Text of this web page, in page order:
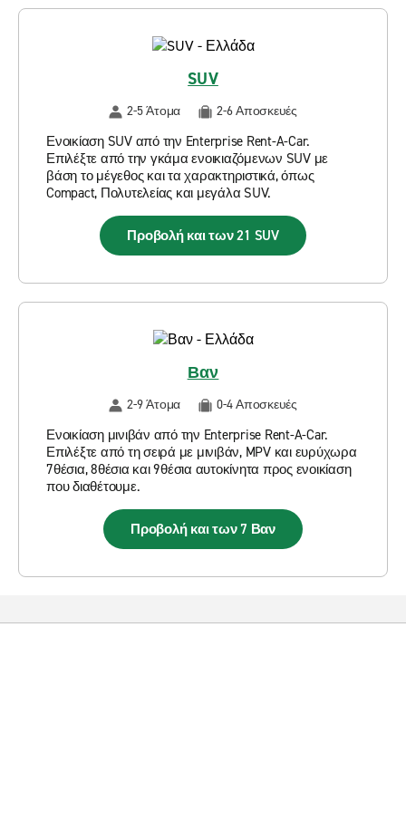
SUV
2-5 Άτομα 2-6 Αποσκευές
Ενοικίαση SUV από την Enterprise Rent-A-Car.
Επιλέξτε από την γκάμα ενοικιαζόμενων SUV με
βάση το μέγεθος και τα χαρακτηριστικά, όπως
Compact, Πολυτελείας και μεγάλα SUV.
Προβολή και των 21 SUV
Βαν
2-9 Άτομα 0-4 Αποσκευές
Ενοικίαση μινιβάν από την Enterprise Rent-A-Car.
Επιλέξτε από τη σειρά με μινιβάν, MPV και ευρύχωρα
7θέσια, 8θέσια και 9θέσια αυτοκίνητα προς ενοικίαση
που διαθέτουμε.
Προβολή και των 7 Βαν